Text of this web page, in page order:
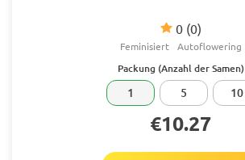
0 (0)
Feminisiert Autoflowering
Packung (Anzahl der Samen)
1 5 10
€10.27